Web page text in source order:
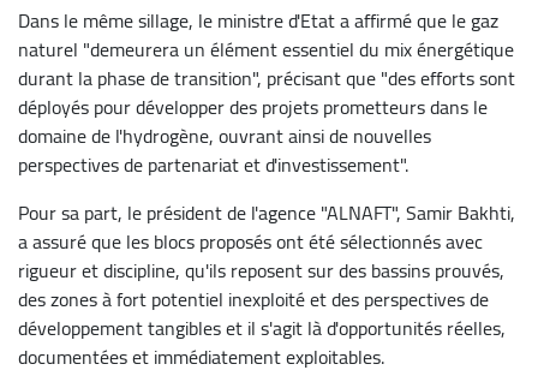
Dans le même sillage, le ministre d'Etat a affirmé que le gaz
naturel "demeurera un élément essentiel du mix énergétique
durant la phase de transition", précisant que "des efforts sont
déployés pour développer des projets prometteurs dans le
domaine de l'hydrogène, ouvrant ainsi de nouvelles
perspectives de partenariat et d'investissement".
Pour sa part, le président de l'agence "ALNAFT", Samir Bakhti,
a assuré que les blocs proposés ont été sélectionnés avec
rigueur et discipline, qu'ils reposent sur des bassins prouvés,
des zones à fort potentiel inexploité et des perspectives de
développement tangibles et il s'agit là d'opportunités réelles,
documentées et immédiatement exploitables.